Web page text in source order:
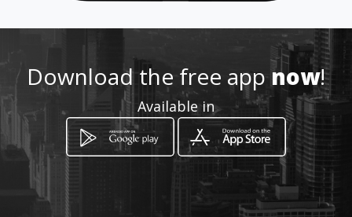
How to get
Download the free appnow!
Available in